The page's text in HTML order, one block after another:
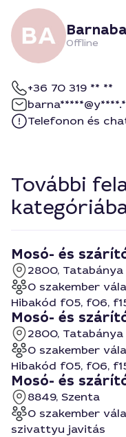
Offline
+36 70 319 ** **
Telefonon és
További
Mosó- és
2800, Tatabánya
0 szakember
Hibakód f05, f06,
Mosó- és
2800, Tatabánya
0 szakember
Hibakód f05, f06,
Mosó- és
8849, Szenta
0 szakember
szivattyu javitás